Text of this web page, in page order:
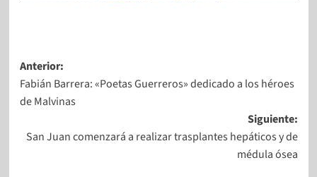
Anterior:
Fabián Barrera: «Poetas Guerreros» dedicado a los héroes
de Malvinas
Siguiente:
San Juan comenzará a realizar trasplantes hepáticos y de
médula ósea